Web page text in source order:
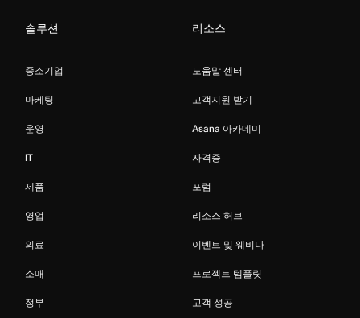
솔루션
중소기업
마케팅
운영
IT
제품
영업
의료
소매
정부
리소스
도움말 센터
고객지원 받기
Asana 아카데미
자격증
포럼
리소스 허브
이벤트 및 웨비나
프로젝트 템플릿
고객 성공